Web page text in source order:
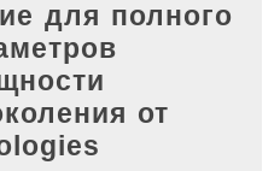
для полного
от